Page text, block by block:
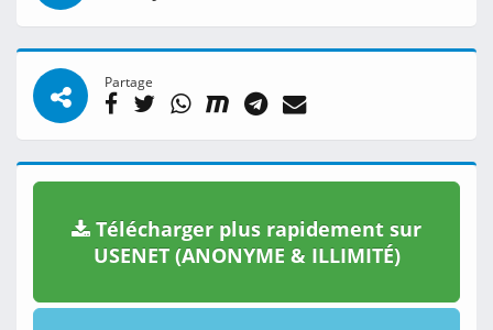
Partage
Télécharger plus rapidement sur
USENET (ANONYME & ILLIMITÉ)